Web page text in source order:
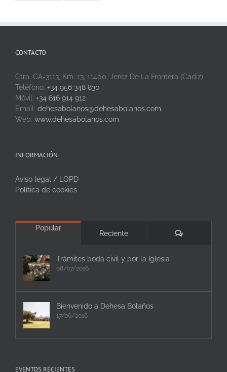
CONTACTO
Ctra. CA-3113, Km. 13, 11400, Jerez De La Frontera (Cádiz)
Teléfono: +34 956 348 830
Móvil: +34 616 914 912
Email: dehesabolanos@dehesabolanos.com
Web: www.dehesabolanos.com
INFORMACIÓN
Aviso legal / LOPD
Política de cookies
Popular
Reciente Comentarios
Trámites boda civil y por la Iglesia
08/07/2016
Bienvenido a Dehesa Bolaños
17/06/2016
EVENTOS RECIENTES